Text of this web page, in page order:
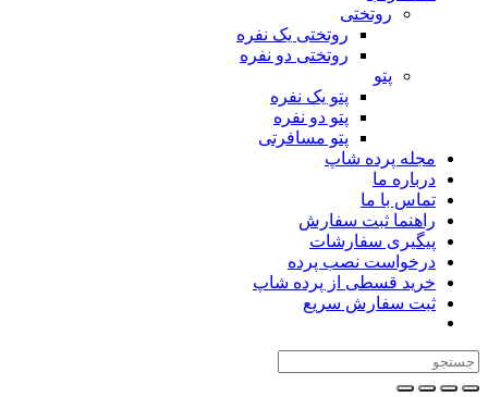
روتختی
روتختی یک نفره
روتختی دو نفره
پتو
پتو یک نفره
پتو دو نفره
پتو مسافرتی
مجله پرده شاپ
درباره ما
تماس با ما
راهنما ثبت سفارش
پیگیری سفارشات
درخواست نصب پرده
خرید قسطی از پرده شاپ
ثبت سفارش سریع